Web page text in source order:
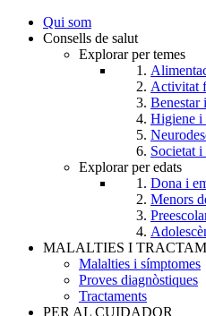
User
account
Qui som
Consells de salut
Explorar per temes
Activitat
Benestar
Higiene i
Societat
Explorar per edats
Dona i
Menors
MALALTIES I
Malalties i símptomes
Proves diagnòstiques
Tractaments
PER AL CUIDADOR